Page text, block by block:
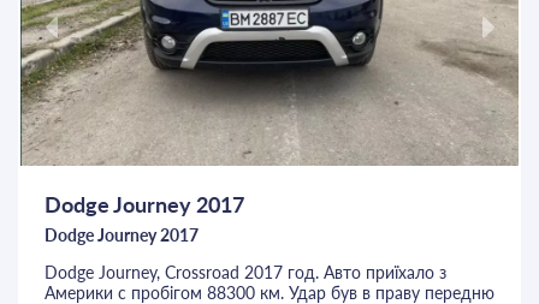
Пробіг можна підтвердити сервісним обслуговуванням,
є вся історія.
Майданчикам прохання не турбувати, дякую.
Dodge Journey 2017
Dodge Journey 2017
Dodge Journey, Crossroad 2017 год. Авто приїхало з
Америки с пробігом 88300 км. Удар був в праву передню